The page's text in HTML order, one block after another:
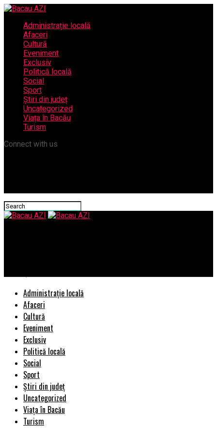
Administrație locală
Afaceri
Cultură
Eveniment
Exclusiv
Politică locală
Social
Sport
Știri din județ
Uncategorized
Viața în Bacău
Turism
Connect with us
Administrație locală
Afaceri
Cultură
Eveniment
Exclusiv
Politică locală
Social
Sport
Știri din județ
Uncategorized
Viața în Bacău
Turism